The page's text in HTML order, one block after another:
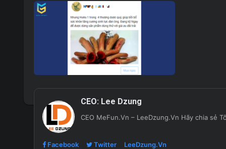
CEO: Lee Dzung
CEO MeFun.Vn – LeeDzung.Vn Hãy chia sẻ
Facebook Twitter LeeDzung.Vn